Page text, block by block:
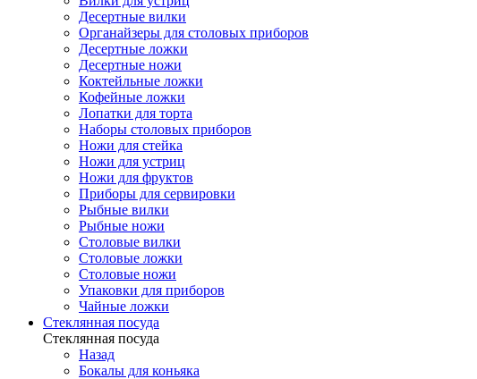
Десертные вилки
Органайзеры для столовых приборов
Десертные ложки
Десертные ножи
Коктейльные ложки
Кофейные ложки
Лопатки для торта
Наборы столовых приборов
Ножи для стейка
Ножи для устриц
Ножи для фруктов
Приборы для сервировки
Рыбные вилки
Рыбные ножи
Столовые вилки
Столовые ложки
Столовые ножи
Упаковки для приборов
Чайные ложки
Стеклянная посуда
Стеклянная посуда
Назад
Бокалы для коньяка